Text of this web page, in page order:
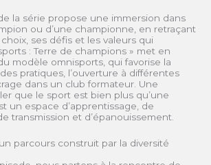
la série propose une immersion dans
ou d’une championne, en retraçant
ses défis et les valeurs qui
: Terre de champions » met en
modèle omnisports, qui favorise la
pratiques, l’ouverture à différentes
dans un club formateur. Une
que le sport est bien plus qu’une
un espace d’apprentissage, de
transmission et d’épanouissement.
parcours construit par la diversité